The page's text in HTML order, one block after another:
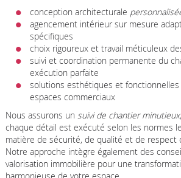
conception architecturale
agencement intérieur sur mesure
spécifiques
choix rigoureux et travail méticuleux
suivi et coordination permanente du
exécution parfaite
solutions esthétiques et
espaces commerciaux
Nous assurons un suivi de chantier minutieux
chaque détail est exécuté selon les normes
matière de sécurité, de qualité et de respect
Notre approche intègre également des
valorisation immobilière pour une